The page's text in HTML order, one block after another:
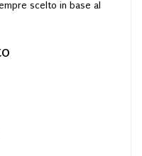
scelto in base al